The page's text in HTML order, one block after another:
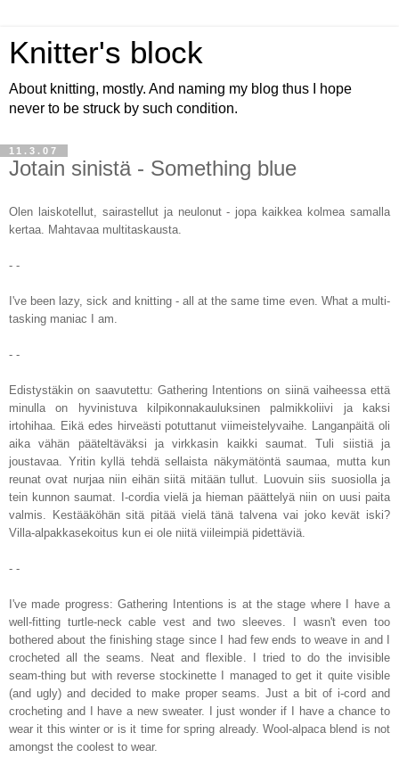
Knitter's block
About knitting, mostly. And naming my blog thus I hope
never to be struck by such condition.
11.3.07
Jotain sinistä - Something blue
Olen laiskotellut, sairastellut ja neulonut - jopa kaikkea kolmea samalla
kertaa. Mahtavaa multitaskausta.
- -
I've been lazy, sick and knitting - all at the same time even. What a multi-
tasking maniac I am.
- -
Edistystäkin on saavutettu: Gathering Intentions on siinä vaiheessa että
minulla on hyvinistuva kilpikonnakauluksinen palmikkoliivi ja kaksi
irtohihaa. Eikä edes hirveästi potuttanut viimeistelyvaihe. Langanpäitä oli
aika vähän pääteltäväksi ja virkkasin kaikki saumat. Tuli siistiä ja
joustavaa. Yritin kyllä tehdä sellaista näkymätöntä saumaa, mutta kun
reunat ovat nurjaa niin eihän siitä mitään tullut. Luovuin siis suosiolla ja
tein kunnon saumat. I-cordia vielä ja hieman päättelyä niin on uusi paita
valmis. Kestääköhän sitä pitää vielä tänä talvena vai joko kevät iski?
Villa-alpakkasekoitus kun ei ole niitä viileimpiä pidettäviä.
- -
I've made progress: Gathering Intentions is at the stage where I have a
well-fitting turtle-neck cable vest and two sleeves. I wasn't even too
bothered about the finishing stage since I had few ends to weave in and I
crocheted all the seams. Neat and flexible. I tried to do the invisible
seam-thing but with reverse stockinette I managed to get it quite visible
(and ugly) and decided to make proper seams. Just a bit of i-cord and
crocheting and I have a new sweater. I just wonder if I have a chance to
wear it this winter or is it time for spring already. Wool-alpaca blend is not
amongst the coolest to wear.